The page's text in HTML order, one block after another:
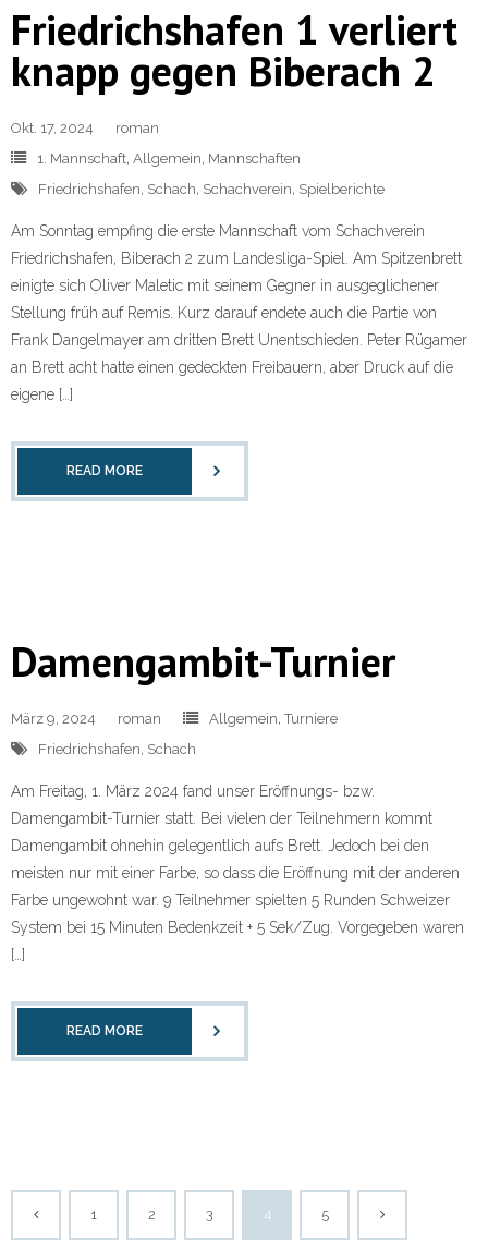
Friedrichshafen 1 verliert
knapp gegen Biberach 2
Okt. 17, 2024
roman
1. Mannschaft Allgemein Mannschaften
Friedrichshafen Schach Schachverein Spielberichte
Am Sonntag empfing die erste Mannschaft vom Schachverein
Friedrichshafen, Biberach 2 zum Landesliga-Spiel. Am Spitzenbrett
einigte sich Oliver Maletic mit seinem Gegner in ausgeglichener
Stellung früh auf Remis. Kurz darauf endete auch die Partie von
Frank Dangelmayer am dritten Brett Unentschieden. Peter Rügamer
an Brett acht hatte einen gedeckten Freibauern, aber Druck auf die
eigene […]
READ MORE
Damengambit-Turnier
März 9, 2024 roman Allgemein ,Turniere
Friedrichshafen Schach
Am Freitag, 1. März 2024 fand unser Eröffnungs- bzw.
Damengambit-Turnier statt. Bei vielen der Teilnehmern kommt
Damengambit ohnehin gelegentlich aufs Brett. Jedoch bei den
meisten nur mit einer Farbe, so dass die Eröffnung mit der anderen
Farbe ungewohnt war. 9 Teilnehmer spielten 5 Runden Schweizer
System bei 15 Minuten Bedenkzeit + 5 Sek/Zug. Vorgegeben waren
[…]
READ MORE
1 2 3 4 5